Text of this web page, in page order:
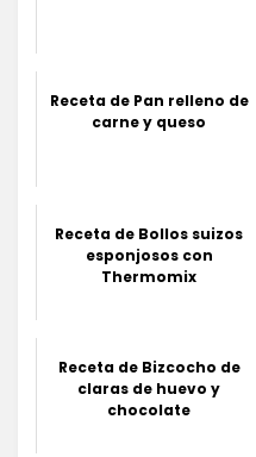
Receta de Pan relleno de
carne y queso
Receta de Bollos suizos
esponjosos con
Thermomix
Receta de Bizcocho de
claras de huevo y
chocolate